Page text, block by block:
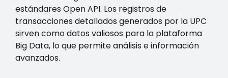
estándares Open API. Los registros de
transacciones detallados generados por la UPC
sirven como datos valiosos para la plataforma
Big Data, lo que permite análisis e información
avanzados.